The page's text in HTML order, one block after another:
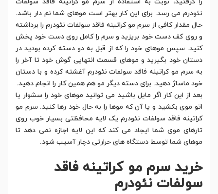
نئودرم می رسد. برای این کار بهتر است موهای شما نم دار باشد.
حال مقدار کافی از سرم مو کراتینه فاقد سولفات نئودرم را برداشته
و روی کف دست خود بریزید و سرم را کامل روی دست خود پخش
کنید. سپس موهای خود را که از قبل به دو دسته کرده بودید در
دستان خود بگیرید و موهای قسمت انتهایی گوش خود تا آخر را
به سرم مو کراتینه فاقد سولفات نئودرم آغشته کرده و با دستان
خود ماساژ دهید. برای دسته دیگر مو هم همین کار را انجام دهید.
بعد از این کار اگر مایل باشید می توانید موهای خود را سشوار یا
اتو موی بکشید و یا آن که موها را به حال خود رها کنید. سرم مو
کراتینه فاقد سولفات نئودرم یک لایه محافظتی بسیار خوب روی
تارهای موی شما ایجاد می کند که این لایه اجازه نمی دهد تا
موهای شما توسط دستگاه های حرارتی دچار آسیب شود.
خرید سرم مو کراتینه فاقد
سولفات نئودرم